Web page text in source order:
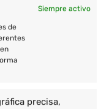
Siempre activo
de
precisa,